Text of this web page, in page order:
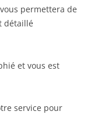
permettera de
détaillé
et vous est
service pour